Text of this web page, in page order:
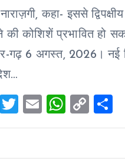
er l
s
A
p
y
Li
n
कहा- इससे
की कोशिशें प्रभावित हो
गढ़ 6 अगस्त, 2026। नई
F
T
wi
E
m
W
h
C
o
h